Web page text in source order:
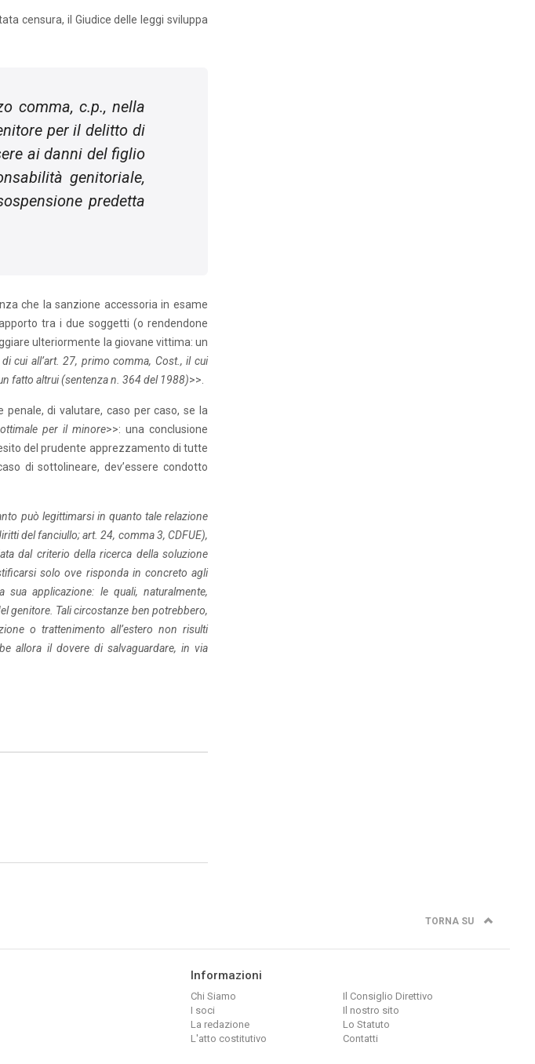
censura, il Giudice delle leggi sviluppa
comma, c.p., nella
per il delitto di
ai danni del figlio
genitoriale,
predetta
che la sanzione accessoria in esame
tra i due soggetti (o rendendone
ulteriormente la giovane vittima: un
cui all’art. 27, primo comma, Cost., il cui
fatto altrui (sentenza n. 364 del 1988)>>.
di valutare, caso per caso, se la
per il minore>>: una conclusione
del prudente apprezzamento di tutte
di sottolineare, dev’essere condotto
può legittimarsi in quanto tale relazione
del fanciullo; art. 24, comma 3, CDFUE),
dal criterio della ricerca della soluzione
solo ove risponda in concreto agli
applicazione: le quali, naturalmente,
genitore. Tali circostanze ben potrebbero,
o trattenimento all’estero non risulti
allora il dovere di salvaguardare, in via
TORNA SU
Informazioni
Chi Siamo
Il Consiglio Direttivo
I soci
Il nostro sito
La redazione
Lo Statuto
L'atto costitutivo
Contatti